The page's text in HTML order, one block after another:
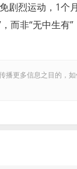
剧烈运动，1个
而非“无中生有
播更多信息之目的，